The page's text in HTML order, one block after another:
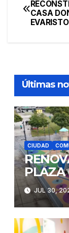
de
CASA
Últimas
CIUDAD
PLAZA
JUL 30,